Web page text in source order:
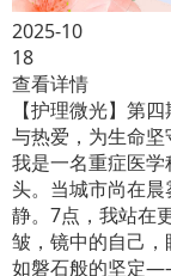
2025-10
18
查看详情
【护理微光】第
与热爱，为生命坚
我是一名重症医
头。当城市尚在
静。7点，我站在
皱，镜中的自己
如磐石般的坚定